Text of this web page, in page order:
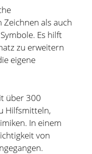
auf meiner
als auch
Es hilft
zu erweitern
eigene
über 300
Hilfsmitteln,
In einem
von